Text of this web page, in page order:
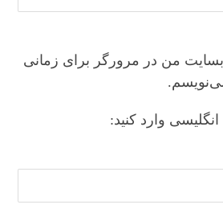
من در مرورگر برای زمانی
وارد کنید: